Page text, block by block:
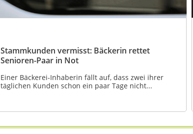
Stammkunden vermisst: Bäckerin rettet
Senioren-Paar in Not
Einer Bäckerei-Inhaberin fällt auf, dass zwei ihrer
täglichen Kunden schon ein paar Tage nicht...